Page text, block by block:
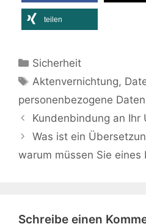
teilen
Kategorien
Sicherheit
Schlagwörter
Aktenvernichtung,
personenbezogene Daten
Kundenbindung an Ihr
Was ist ein
warum müssen Sie eines
Schreibe einen